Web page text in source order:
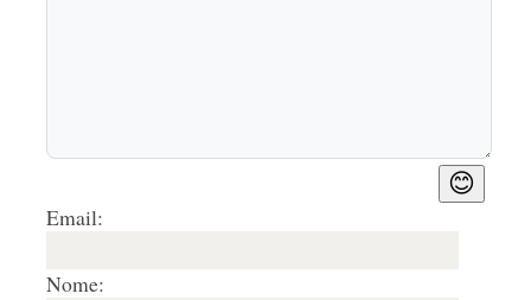
😊
Email:
Nome: